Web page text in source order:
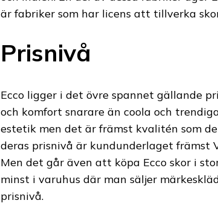
är fabriker som har licens att tillverka
Prisnivå
Ecco ligger i det övre spannet gällande
och komfort snarare än coola och
estetik men det är främst kvalitén som
deras prisnivå är kundunderlaget främst
Men det går även att köpa Ecco skor i
minst i varuhus där man säljer
prisnivå.